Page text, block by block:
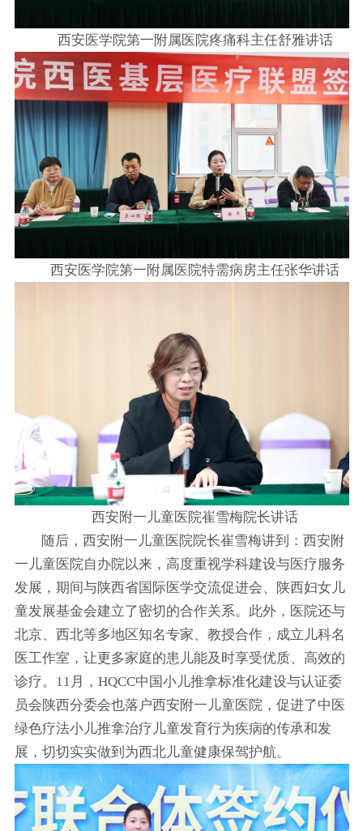
西安医学院第一附属医院疼痛科主任舒雅讲话
西安医学院第一附属医院特需病房主任张华讲话
西安附一儿童医院崔雪梅院长讲话
随后，西安附一儿童医院院长崔雪梅讲到：西安附
一儿童医院自办院以来，高度重视学科建设与医疗服务
发展，期间与陕西省国际医学交流促进会、陕西妇女儿
童发展基金会建立了密切的合作关系。此外，医院还与
北京、西北等多地区知名专家、教授合作，成立儿科名
医工作室，让更多家庭的患儿能及时享受优质、高效的
诊疗。11月，HQCC中国小儿推拿标准化建设与认证委
员会陕西分委会也落户西安附一儿童医院，促进了中医
绿色疗法小儿推拿治疗儿童发育行为疾病的传承和发
展，切切实实做到为西北儿童健康保驾护航。